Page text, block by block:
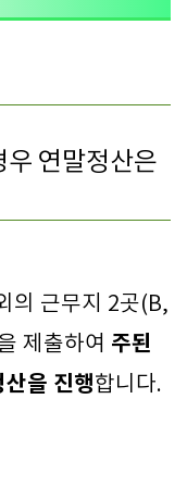
우 연말정산은
의 근무지 2곳(B,
제출하여 주된
을 진행합니다.